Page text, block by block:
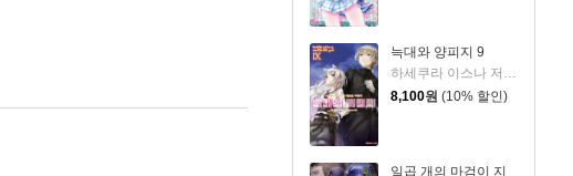
늑대와 양피지 9
하세쿠라 이스나 저/아야쿠라 쥬우 그림/박소영 역
8,100원 (10% 할인)
일곱 개의 마검이 지